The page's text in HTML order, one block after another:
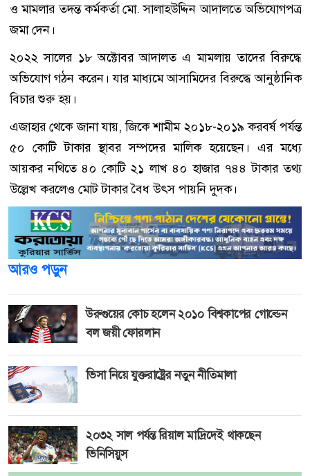
ও মামলার তদন্ত কর্মকর্তা মো. সালাহউদ্দিন আদালতে অভিযোগপত্র
জমা দেন।
২০২২ সালের ১৮ অক্টোবর আদালত এ মামলায় তাদের বিরুদ্ধে
অভিযোগ গঠন করেন। যার মাধ্যমে আসামিদের বিরুদ্ধে আনুষ্ঠানিক
বিচার শুরু হয়।
এজাহার থেকে জানা যায়, জিকে শামীম ২০১৮-২০১৯ করবর্ষ পর্যন্ত
৫০ কোটি টাকার স্থাবর সম্পদের মালিক হয়েছেন। এর মধ্যে
আয়কর নথিতে ৪০ কোটি ২১ লাখ ৪০ হাজার ৭৪৪ টাকার তথ্য
উল্লেখ করলেও মোট টাকার বৈধ উৎস পায়নি দুদক।
আরও পড়ুন
উরুগুয়ের কোচ হলেন ২০১০ বিশ্বকাপের গোল্ডেন
বল জয়ী ফোরলান
ভিসা নিয়ে যুক্তরাষ্ট্রের নতুন নীতিমালা
২০৩২ সাল পর্যন্ত রিয়াল মাদ্রিদেই থাকছেন
ভিনিসিয়ুস